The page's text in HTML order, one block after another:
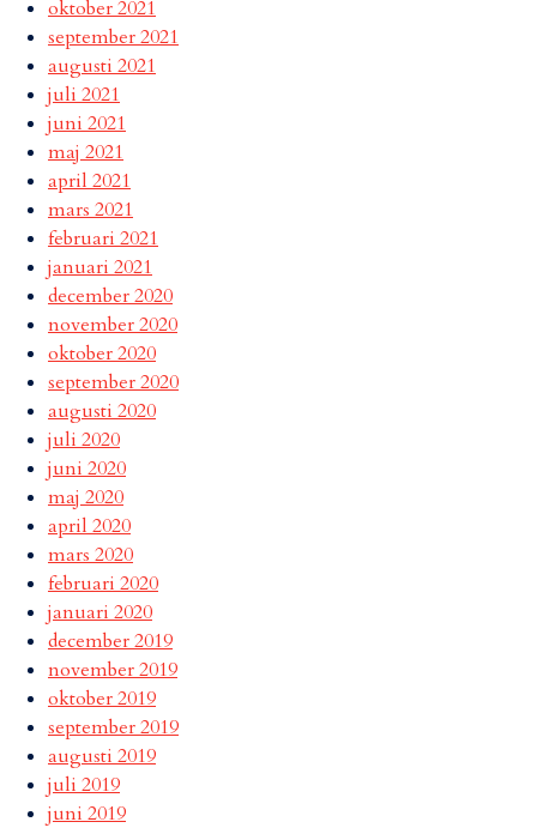
oktober 2021
september 2021
augusti 2021
juli 2021
juni 2021
maj 2021
april 2021
mars 2021
februari 2021
januari 2021
december 2020
november 2020
oktober 2020
september 2020
augusti 2020
juli 2020
juni 2020
maj 2020
april 2020
mars 2020
februari 2020
januari 2020
december 2019
november 2019
oktober 2019
september 2019
augusti 2019
juli 2019
juni 2019